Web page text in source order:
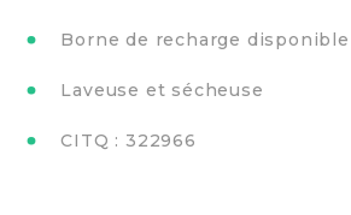
Borne de recharge disponible
Laveuse et sécheuse
CITQ : 322966